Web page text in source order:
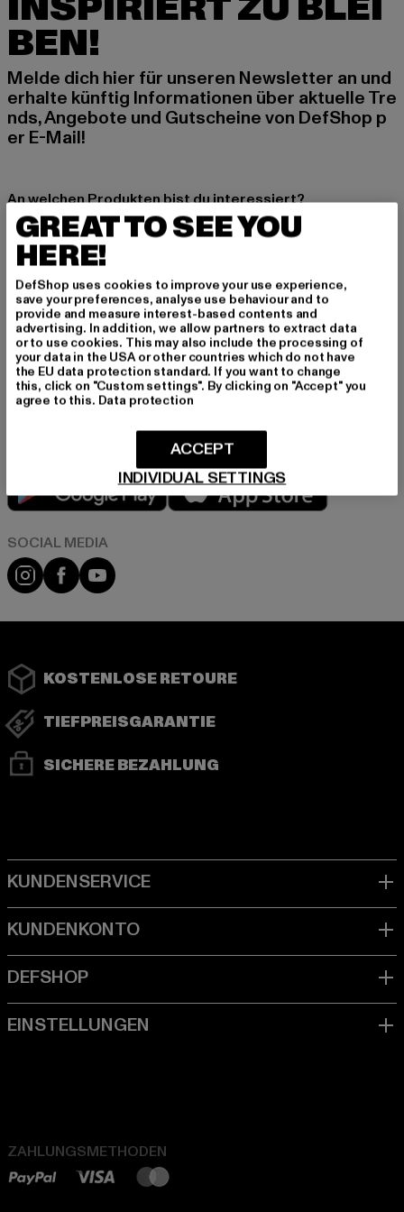
BEN!
Melde dich hier für unseren Newsletter an und
erhalte künftig Informationen über aktuelle Tre
nds, Angebote und Gutscheine von DefShop p
er E-Mail!
An welchen Produkten bist du interessiert?
MÄNNER
FRAUEN
E-MAIL
ANMELDEN
Informationen dazu, wie DefShop mit Deinen Daten umgeht, findest Du
in unserer Datenschutzerklärung. Du kannst Dich jederzeit kostenfei
abmelden.Datenschutzerklärung lesen.
Play market
Instagram
FacebookYouTube
KOSTENLOSE RETOURE
TIEFPREISGARANTIE
SICHERE BEZAHLUNG
ZAHLUNGSMETHODEN
GREAT TO SEE YOU
HERE!
DefShop uses cookies to improve your use experience,
save your preferences, analyse use behaviour and to
provide and measure interest-based contents and
advertising. In addition, we allow partners to extract data
or to use cookies. This may also include the processing of
your data in the USA or other countries which do not have
the EU data protection standard. If you want to change
this, click on "Custom settings". By clicking on "Accept" you
agree to this. Data protection
INDIVIDUAL SETTINGS
ACCEPT